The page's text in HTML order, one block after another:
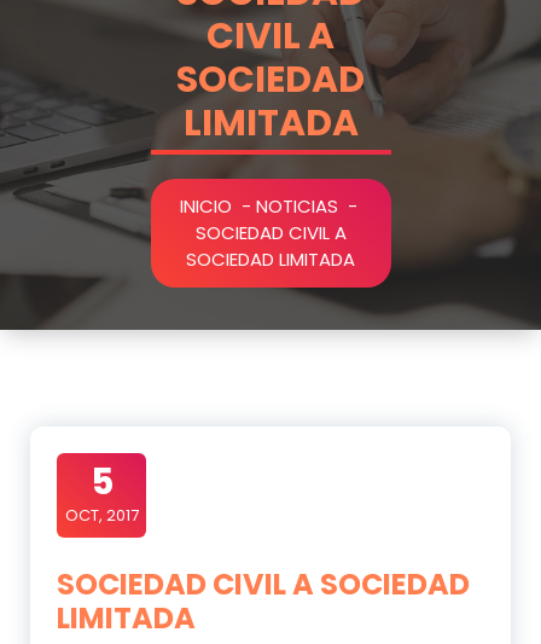
CIVIL A
SOCIEDAD
LIMITADA
INICIO - NOTICIAS -
SOCIEDAD CIVIL A
SOCIEDAD LIMITADA
5
OCT, 2017
SOCIEDAD CIVIL A SOCIEDAD
LIMITADA